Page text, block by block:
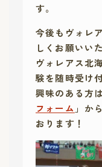
す。
今後もヴォレ
しくお願いい
ヴォレアス北
験を随時受け
興味のある方
フォーム 」か
おります！